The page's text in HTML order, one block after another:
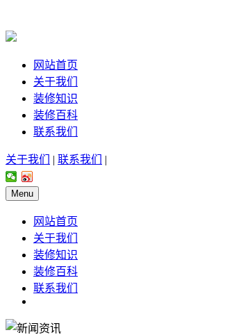
网站首页
关于我们
装修知识
装修百科
联系我们
关于我们 | 联系我们 |
Menu
网站首页
关于我们
装修知识
装修百科
联系我们